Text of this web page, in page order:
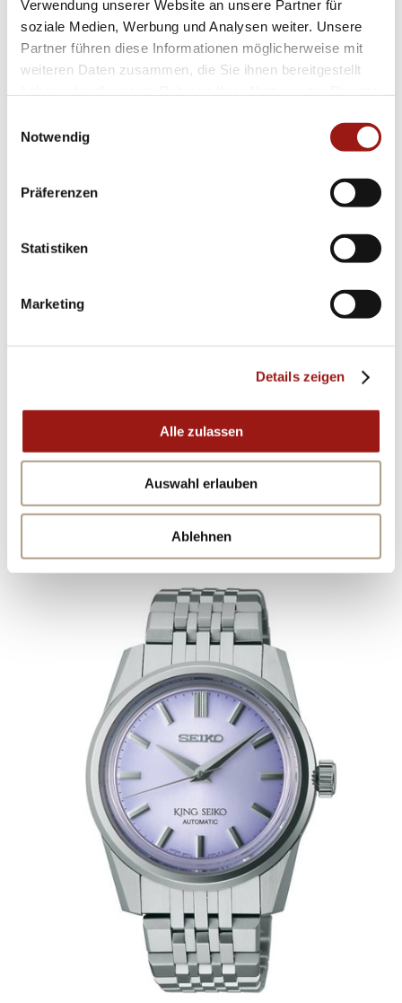
Verwendung unserer Website an unsere Partner für
soziale Medien, Werbung und Analysen weiter. Unsere
Partner führen diese Informationen möglicherweise mit
weiteren Daten zusammen, die Sie ihnen bereitgestellt
Notwendig
Präferenzen
Statistiken
Marketing
Details zeigen
Alle zulassen
Auswahl erlauben
Ablehnen
SEIKO
KING SEIKO KOLLEKTION
SPB287J1